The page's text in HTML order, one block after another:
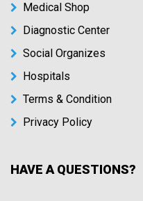
Medical Shop
Diagnostic Center
Social Organizes
Hospitals
Terms & Condition
Privacy Policy
HAVE A QUESTIONS?